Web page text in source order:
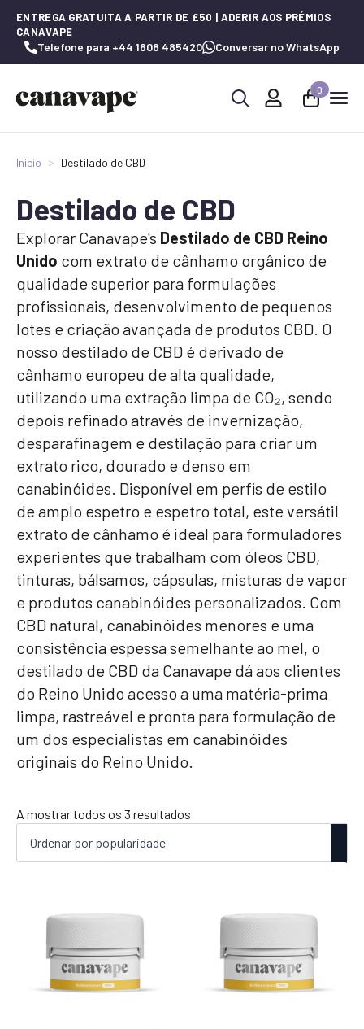
ENTREGA GRATUITA A PARTIR DE £50 | ADERIR AOS PRÉMIOS
CANAVAPE
Telefone para +44 1608 485420 Conversar no WhatsApp
0
Início Destilado de CBD
Destilado de CBD
Explorar Canavape's Destilado de CBD Reino
Unido com extrato de cânhamo orgânico de
qualidade superior para formulações
profissionais, desenvolvimento de pequenos
lotes e criação avançada de produtos CBD. O
nosso destilado de CBD é derivado de
cânhamo europeu de alta qualidade,
utilizando uma extração limpa de CO₂, sendo
depois refinado através de invernização,
desparafinagem e destilação para criar um
extrato rico, dourado e denso em
canabinóides. Disponível em perfis de estilo
de amplo espetro e espetro total, este versátil
extrato de cânhamo é ideal para formuladores
experientes que trabalham com óleos CBD,
tinturas, bálsamos, cápsulas, misturas de vapor
e produtos canabinóides personalizados. Com
CBD natural, canabinóides menores e uma
consistência espessa semelhante ao mel, o
destilado de CBD da Canavape dá aos clientes
do Reino Unido acesso a uma matéria-prima
limpa, rastreável e pronta para formulação de
um dos especialistas em canabinóides
originais do Reino Unido.
A mostrar todos os 3 resultados